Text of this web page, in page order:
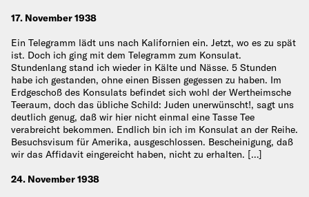
17. November 1938
Ein Telegramm lädt uns nach Kalifornien ein. Jetzt, wo es zu spät
ist. Doch ich ging mit dem Telegramm zum Konsulat.
Stundenlang stand ich wieder in Kälte und Nässe. 5 Stunden
habe ich gestanden, ohne einen Bissen gegessen zu haben. Im
Erdgeschoß des Konsulats befindet sich wohl der Wertheimsche
Teeraum, doch das übliche Schild: Juden unerwünscht!, sagt uns
deutlich genug, daß wir hier nicht einmal eine Tasse Tee
verabreicht bekommen. Endlich bin ich im Konsulat an der Reihe.
Besuchsvisum für Amerika, ausgeschlossen. Bescheinigung, daß
wir das Affidavit eingereicht haben, nicht zu erhalten. […]
24. November 1938